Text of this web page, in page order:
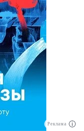
Реклама